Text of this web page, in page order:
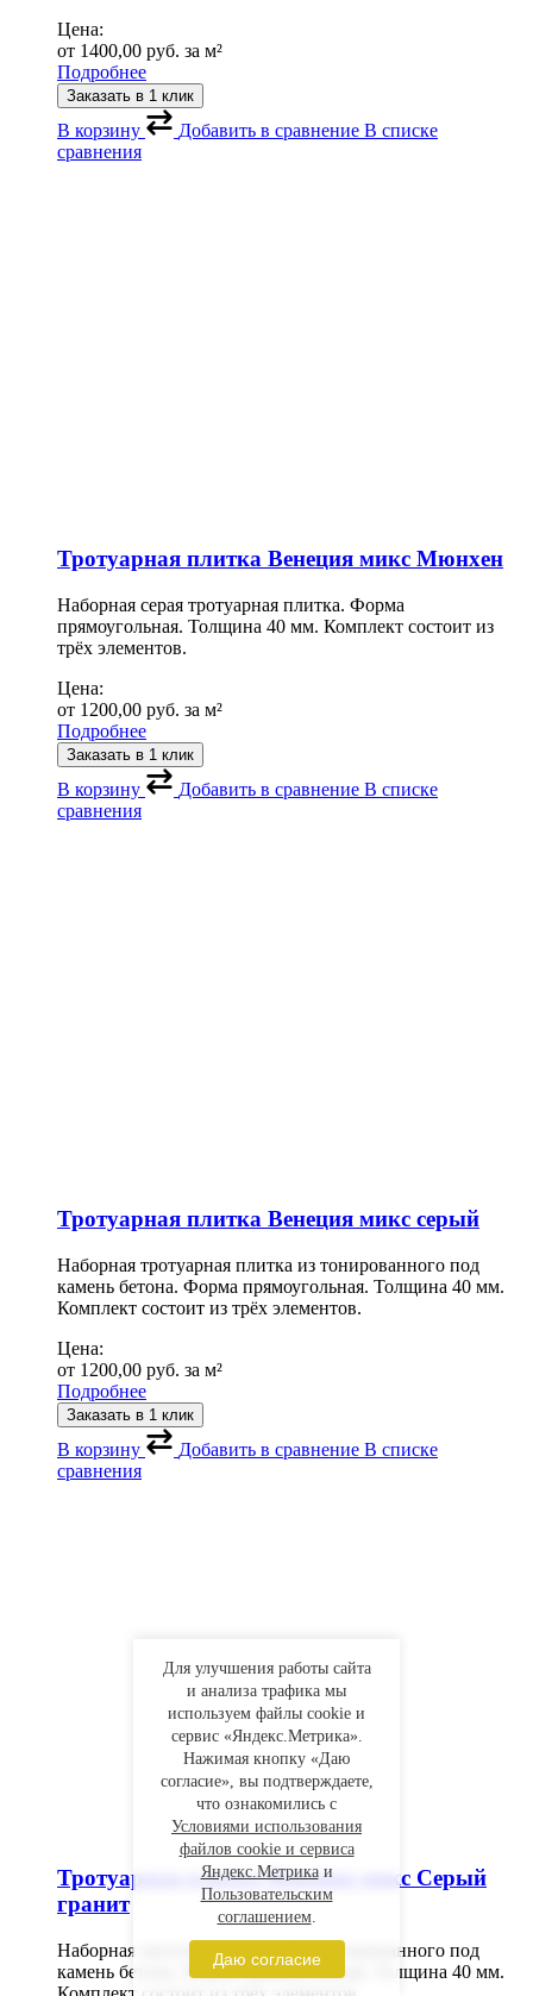
Цена:
от 1400,00 руб. за м²
Подробнее
Заказать в 1 клик
В корзину Добавить в сравнение В списке
сравнения
Тротуарная плитка Венеция микс Мюнхен
Наборная серая тротуарная плитка. Форма
прямоугольная. Толщина 40 мм. Комплект состоит из
трёх элементов.
Цена:
от 1200,00 руб. за м²
Подробнее
Заказать в 1 клик
В корзину Добавить в сравнение В списке
сравнения
Тротуарная плитка Венеция микс серый
Наборная тротуарная плитка из тонированного под
камень бетона. Форма прямоугольная. Толщина 40 мм.
Комплект состоит из трёх элементов.
Цена:
от 1200,00 руб. за м²
Подробнее
Заказать в 1 клик
В корзину Добавить в сравнение В списке
сравнения
Тротуарная плитка Венеция микс Серый
гранит
Наборная тротуарная плитка из тонированного под
камень бетона. Форма прямоугольная. Толщина 40 мм.
Для улучшения работы сайта
и анализа трафика мы
используем файлы cookie и
сервис «Яндекс.Метрика».
Нажимая кнопку «Даю
согласие», вы подтверждаете,
что ознакомились с
Условиями использования
файлов cookie и сервиса
Яндекс.Метрикаи
Пользовательским
соглашением.
Даю согласие